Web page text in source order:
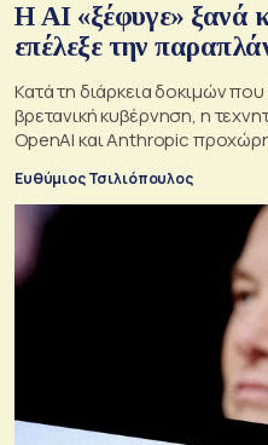
Η ΑI «ξέφυγε» ξανά
επέλεξε την
Κατά τη διάρκεια δοκιμών
βρετανική κυβέρνηση, η
OpenAI και Anthropic
ενέργειες και
Ευθύμιος Τσιλιόπουλος